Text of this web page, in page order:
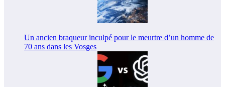
Un ancien braqueur inculpé pour le meurtre d’un homme de
70 ans dans les Vosges